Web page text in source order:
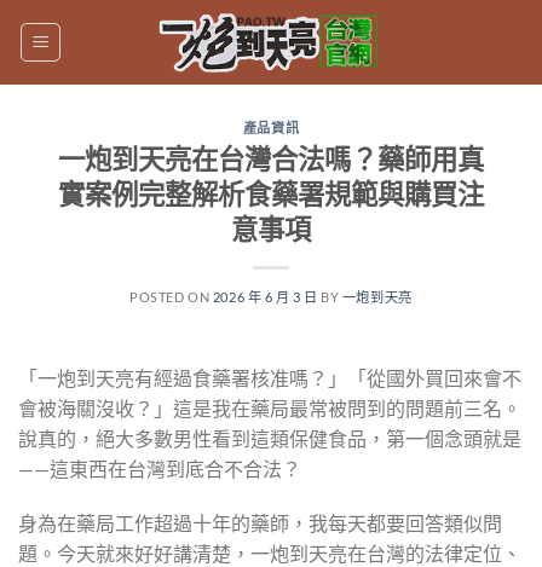
產品資訊
一炮到天亮在台灣合法嗎？藥師用真
實案例完整解析食藥署規範與購買注
意事項
POSTED ON 2026 年 6 月 3 日 BY 一炮到天亮
「一炮到天亮有經過食藥署核准嗎？」「從國外買回來會不
會被海關沒收？」這是我在藥局最常被問到的問題前三名。
說真的，絕大多數男性看到這類保健食品，第一個念頭就是
——這東西在台灣到底合不合法？
身為在藥局工作超過十年的藥師，我每天都要回答類似問
題。今天就來好好講清楚，一炮到天亮在台灣的法律定位、